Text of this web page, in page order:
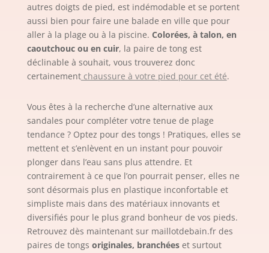
autres doigts de pied, est indémodable et se portent
aussi bien pour faire une balade en ville que pour
aller à la plage ou à la piscine. Colorées, à talon, en
caoutchouc ou en cuir, la paire de tong est
déclinable à souhait, vous trouverez donc
certainementchaussure à votre pied pour cet été.
Vous êtes à la recherche d’une alternative aux
sandales pour compléter votre tenue de plage
tendance ? Optez pour des tongs ! Pratiques, elles se
mettent et s’enlèvent en un instant pour pouvoir
plonger dans l’eau sans plus attendre. Et
contrairement à ce que l’on pourrait penser, elles ne
sont désormais plus en plastique inconfortable et
simpliste mais dans des matériaux innovants et
diversifiés pour le plus grand bonheur de vos pieds.
Retrouvez dès maintenant sur maillotdebain.fr des
paires de tongs originales, branchéeset surtout